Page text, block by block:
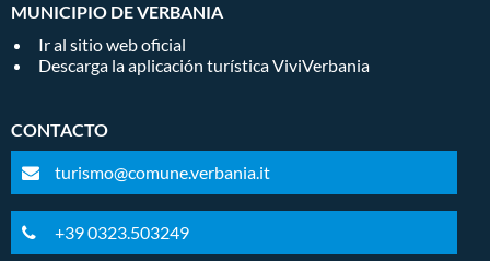
MUNICIPIO DE VERBANIA
Ir al sitio web oficial
Descarga la aplicación turística ViviVerbania
CONTACTO
turismo@comune.verbania.it
+39 0323.503249